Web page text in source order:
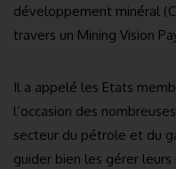
développement minéral
travers un Mining Vision
Il a appelé les Etats
l’occasion des
secteur du pétrole et du
guider bien les gérer leurs